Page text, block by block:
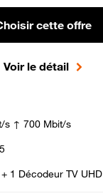
cette offre
Voir le détail
s ↑ 700 Mbit/s
1 Décodeur TV UHD